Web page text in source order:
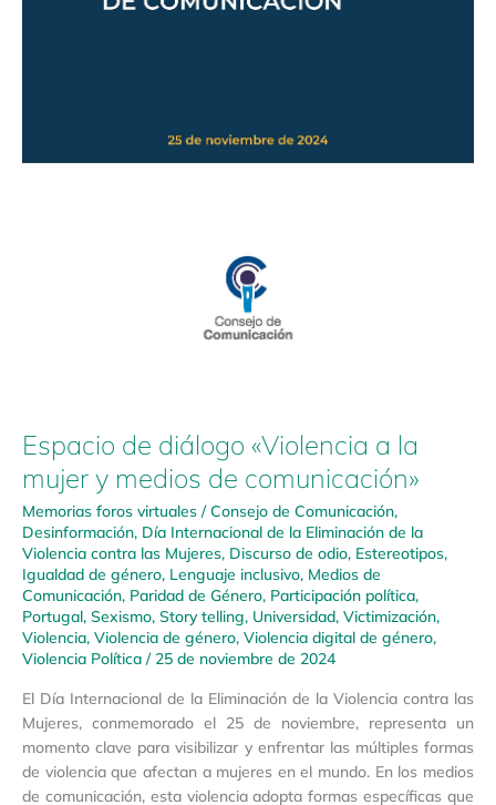
Espacio de diálogo «Violencia a la
mujer y medios de comunicación»
Memorias foros virtuales /Consejo de Comunicación,
Desinformación, Día Internacional de la Eliminación de la
Violencia contra las Mujeres, Discurso de odio, Estereotipos,
Igualdad de género, Lenguaje inclusivo, Medios de
Comunicación, Paridad de Género, Participación política,
Portugal, Sexismo, Story telling, Universidad, Victimización,
Violencia, Violencia de género, Violencia digital de género,
Violencia Política / 25 de noviembre de 2024
El Día Internacional de la Eliminación de la Violencia contra las
Mujeres, conmemorado el 25 de noviembre, representa un
momento clave para visibilizar y enfrentar las múltiples formas
de violencia que afectan a mujeres en el mundo. En los medios
de comunicación, esta violencia adopta formas específicas que